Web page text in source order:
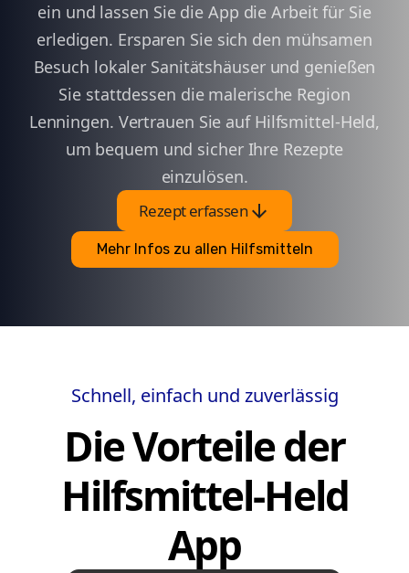
ein und lassen Sie die App die Arbeit für Sie
erledigen. Ersparen Sie sich den mühsamen
Besuch lokaler Sanitätshäuser und genießen
Sie stattdessen die malerische Region
Lenningen. Vertrauen Sie auf Hilfsmittel-Held,
um bequem und sicher Ihre Rezepte
einzulösen.
Rezept erfassenarrow_downward
Mehr Infos zu allen Hilfsmitteln
Schnell, einfach und zuverlässig
Die Vorteile der
Hilfsmittel-Held
App